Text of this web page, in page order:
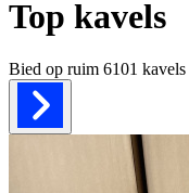
Top kavels
Bied op ruim 6101 kavels